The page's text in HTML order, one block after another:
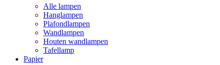
Alle lampen
Hanglampen
Plafondlampen
Wandlampen
Houten wandlampen
Tafellamp
Papier